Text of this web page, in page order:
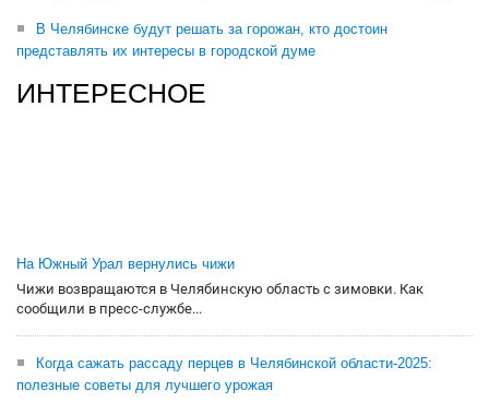
В Челябинске будут решать за горожан, кто достоин
представлять их интересы в городской думе
ИНТЕРЕСНОЕ
На Южный Урал вернулись чижи
Чижи возвращаются в Челябинскую область с зимовки. Как
сообщили в пресс-службе...
Когда сажать рассаду перцев в Челябинской области-2025:
полезные советы для лучшего урожая